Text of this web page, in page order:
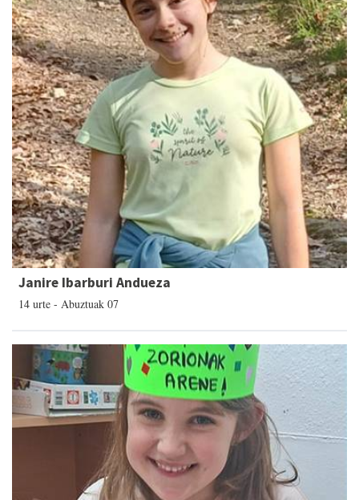
Janire Ibarburi Andueza
14 urte - Abuztuak 07